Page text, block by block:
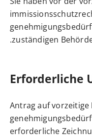
zuständigen
Erforderliche
Antrag auf
erforderliche